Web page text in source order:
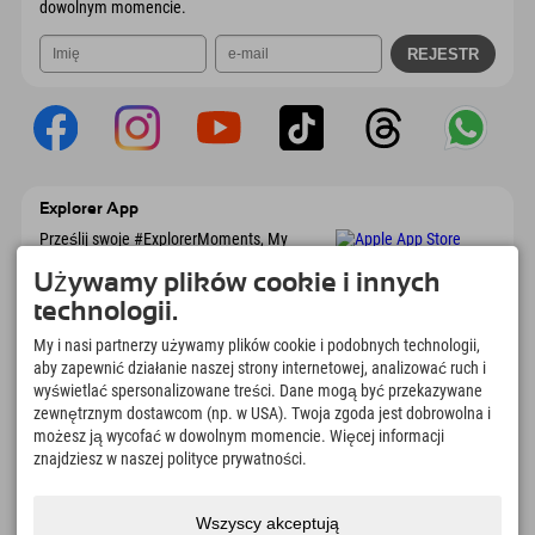
dowolnym momencie.
Explorer App
Prześlij swoje #ExplorerMoments, My
marzeń, przeglądem restauracji i wieloma
innymi. Pobierz teraz!
Czas na chwile odkrywcy
166
Jeziora górskie i baseny
rekreacyjne
4.634km
Stoki do jazdy na nartach i
snowboardzie
8.991km
Używamy plików cookie i innych
technologii.
My i nasi partnerzy używamy plików cookie i podobnych technologii,
aby zapewnić działanie naszej strony internetowej, analizować ruch i
wyświetlać spersonalizowane treści. Dane mogą być przekazywane
zewnętrznym dostawcom (np. w USA). Twoja zgoda jest dobrowolna i
możesz ją wycofać w dowolnym momencie. Więcej informacji
znajdziesz w naszej polityce prywatności.
Wszyscy akceptują